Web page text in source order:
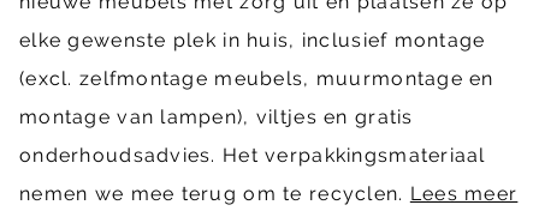
elke gewenste plek in huis, inclusief montage
(excl. zelfmontage meubels, muurmontage en
montage van lampen), viltjes en gratis
onderhoudsadvies. Het verpakkingsmateriaal
nemen we mee terug om te recyclen. Lees meer